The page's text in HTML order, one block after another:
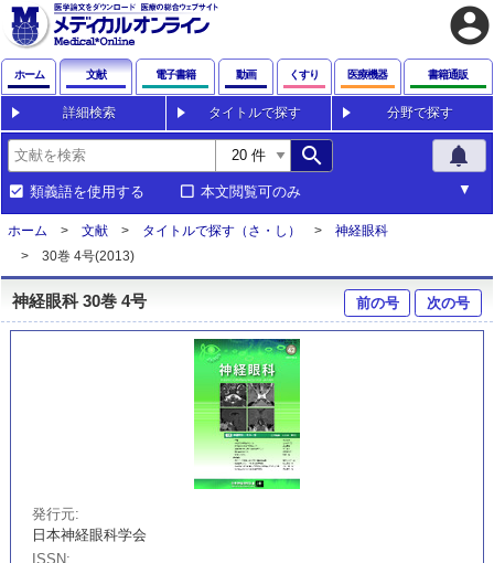
account_circle
ホーム 文献 電子書籍 動画 くすり 医療機器 書籍通販
詳細検索 タイトルで探す 分野で探す
search notifications
類義語を使用する 本文閲覧可のみ
ホーム 文献 タイトルで探す（さ・し）
神経眼科
30巻 4号(2013)
神経眼科 30巻 4号 前の号 次の号
発行元
日本神経眼科学会
ISSN